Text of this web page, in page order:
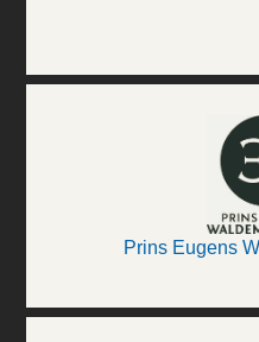
Prins Eugens